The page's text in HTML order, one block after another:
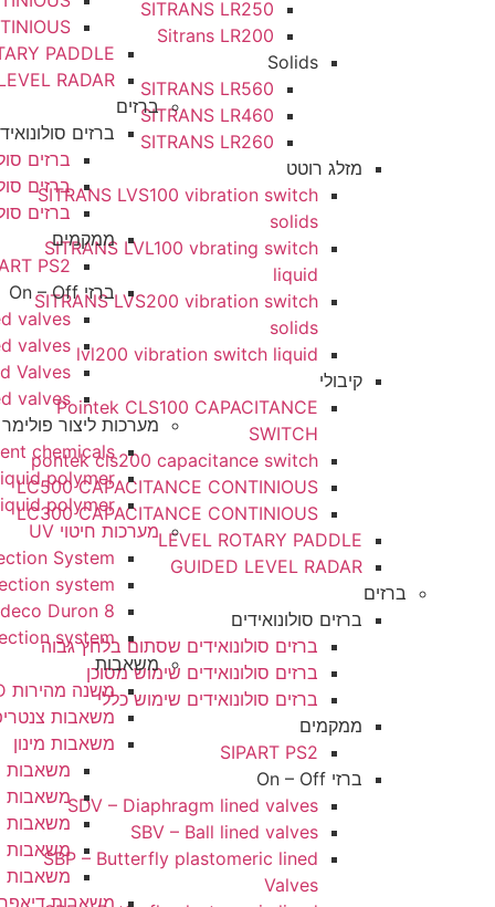
SITRANS LR250
Sitrans LR200
SITRANS LR560
SITRANS LR460
SITRANS LR260
SITRANS LVS100 vibration switch
SITRANS LVL100 vbrating switch
SITRANS LVS200 vibration switch
lvl200 vibration switch liquid
Pointek CLS100 CAPACITANCE
pontek cls200 capacitance switch
LC500 CAPACITANCE CONTINIOUS
LC300 CAPACITANCE CONTINIOUS
LEVEL ROTARY PADDLE
GUIDED LEVEL RADAR
ברזים סולונואידים
ברזים סולונואידים שסתום בלחץ גבוה
ברזים סולונואידים שימוש מסוכן
ברזים סולונואידים שימוש כללי
SDV – Diaphragm lined valves
SBV – Ball lined valves
SBP – Butterfly plastomeric lined
CONTINIOUS
LEVEL ROTARY PADDLE
GUIDED LEVEL RADAR
ברזים
ברזים סולונואידים
ברזים סולונואידים
ברזים סולונואידים שימוש
ברזים סולונואידים שימוש
ממקמים
ברזי On – Off
lined valves
SBV – Ball lined valves
lined Valves
lined valves
מערכות ליצור פולימר והיפכלוריד
water treatment chemicals
420 for liquid polymer
for dry and liquid polymer
מערכות חיטוי UV
UV Disinfection System
UV disinfection system
Wedeco Duron 8
UV disinfection system
משאבות
משנה מהירות VSD של סימנס G120P
משאבות צנטריפוגליות
משאבות מינון
משאבות מינון – Dosing DMH Family
משאבות מינון – Dosing DME Family
משאבות מינון – Dosing DDE Family
משאבות מינון – DDC Family
משאבות מינון – Dosing DDA Family
משאבות דיאפרגמה